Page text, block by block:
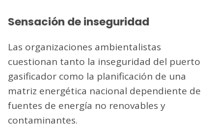
Sensación de inseguridad
Las organizaciones ambientalistas
cuestionan tanto la inseguridad del puerto
gasificador como la planificación de una
matriz energética nacional dependiente de
fuentes de energía no renovables y
contaminantes.